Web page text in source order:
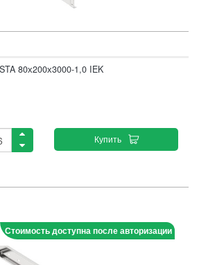
80х200х3000-1,0 IEK
Купить
Стоимость доступна после авторизации